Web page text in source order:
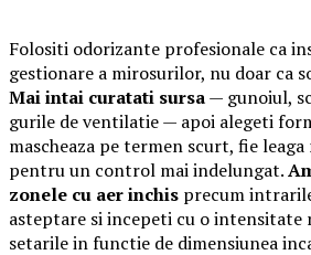
Folositi odorizante profesionale ca
gestionare a mirosurilor, nu doar ca
Mai intai curatati sursa— gunoiul,
gurile de ventilatie — apoi alegeti
mascheaza pe termen scurt, fie
pentru un control mai indelungat.
zonele cu aer inchis precum
asteptare si incepeti cu o intensitate
setarile in functie de dimensiunea